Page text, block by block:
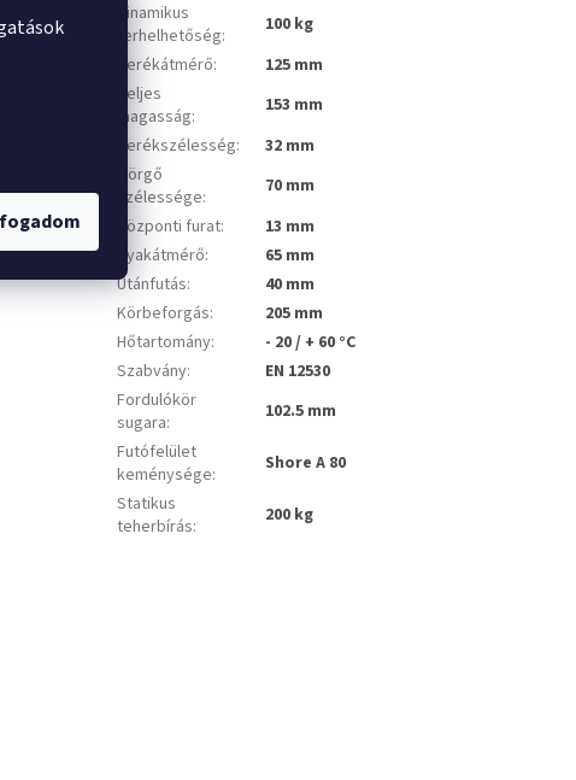
talajon, 40
fugái,
sík és
Dinamikus
terhelhetőség:
100 kg
Kerékátmérő:
125 mm
Teljes
magasság:
153 mm
Kerékszélesség:
32 mm
Görgő
szélessége:
70 mm
Központi furat:
13 mm
Nyakátmérő:
65 mm
Utánfutás:
40 mm
Körbeforgás:
205 mm
Hőtartomány:
- 20 / + 60 °C
Szabvány:
EN 12530
Fordulókör
sugara:
102.5 mm
Futófelület
keménysége:
Shore A 80
Statikus
teherbírás: 200 kg